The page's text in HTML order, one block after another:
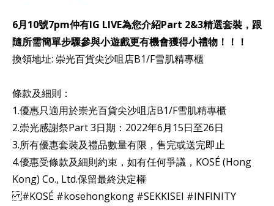
6月10號7pm仲有IG LIVE為您介紹Part 2&3精選套裝，跟
隨所需簡單步驟參與小遊戲更有機會獲得小禮物！！！
換領地址: 崇光百貨尖沙咀店B1/F雪肌精專櫃
條款及細則：
1.優惠只適用於崇光百貨尖沙咀店B1/F雪肌精專櫃
2.崇光感謝祭Part 3日期：2022年6月15日至26日
3.所有優惠套裝及禮品數量有限，售完或送完即止
4.優惠受條款及細則約束，如有任何爭議，KOSÉ (Hong
Kong) Co., Ltd.保留最終決定權
#KOSÉ #kosehongkong #SEKKISEI #INFINITY